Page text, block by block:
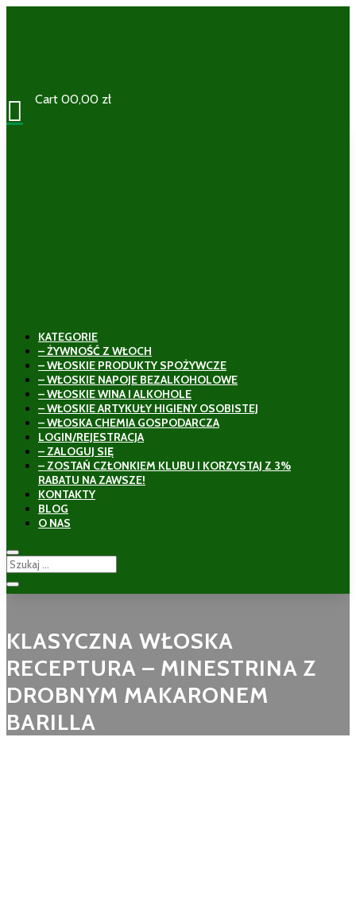
 Cart 00,00 zł
KATEGORIE
– ŻYWNOŚĆ Z WŁOCH
– WŁOSKIE PRODUKTY SPOŻYWCZE
– WŁOSKIE NAPOJE BEZALKOHOLOWE
– WŁOSKIE WINA I ALKOHOLE
– WŁOSKIE ARTYKUŁY HIGIENY OSOBISTEJ
– WŁOSKA CHEMIA GOSPODARCZA
LOGIN/REJESTRACJA
– ZALOGUJ SIĘ
– ZOSTAŃ CZŁONKIEM KLUBU I KORZYSTAJ Z 3%
RABATU NA ZAWSZE!
KONTAKTY
BLOG
O NAS
KLASYCZNA WŁOSKA
RECEPTURA – MINESTRINA Z
DROBNYM MAKARONEM
BARILLA